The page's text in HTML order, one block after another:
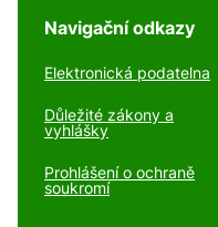
Navigační odkazy
Elektronická podatelna
Důležité zákony a
vyhlášky
Prohlášení o ochraně
soukromí